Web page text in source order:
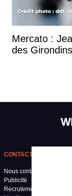
Mercato :
des
CONTACT
Nous contacter
Publicité
Recrutement